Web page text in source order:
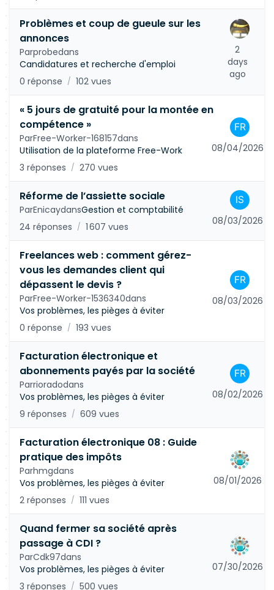
Problèmes et coup de gueule sur les
annonces
Parprobedans
Candidatures et recherche d'emploi
0 réponse / 102 vues
2
days
ago
« 5 jours de gratuité pour la montée en
compétence »
ParFree-Worker-168157dans
Utilisation de la plateforme Free-Work
3 réponses / 270 vues
08/04/2026
Réforme de l’assiette sociale
ParEnicaydansGestion et comptabilité
24 réponses / 1 607 vues 08/03/2026
Freelances web : comment gérez-
vous les demandes client qui
dépassent le devis ?
ParFree-Worker-1536340dans
Vos problèmes, les pièges à éviter
0 réponse / 193 vues
08/03/2026
Facturation électronique et
abonnements payés par la société
Parrioradodans
Vos problèmes, les pièges à éviter
9 réponses / 609 vues
08/02/2026
Facturation électronique 08 : Guide
pratique des impôts
Parhmgdans
Vos problèmes, les pièges à éviter
2 réponses / 111 vues
08/01/2026
Quand fermer sa société après
passage à CDI ?
ParCdk97dans
Vos problèmes, les pièges à éviter
3 réponses / 500 vues
07/30/2026